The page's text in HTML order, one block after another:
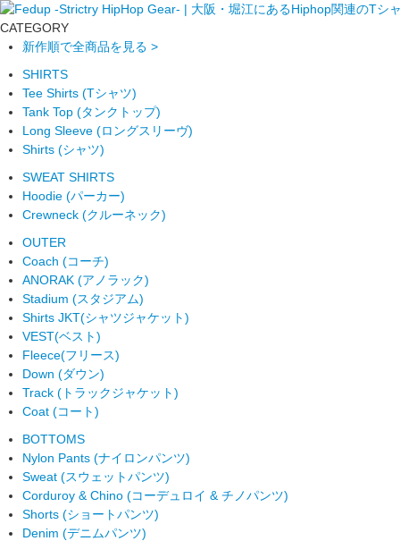
CATEGORY
新作順で全商品を見る >
SHIRTS
Tee Shirts (Tシャツ)
Tank Top (タンクトップ)
Long Sleeve (ロングスリーヴ)
Shirts (シャツ)
SWEAT SHIRTS
Hoodie (パーカー)
Crewneck (クルーネック)
OUTER
Coach (コーチ)
ANORAK (アノラック)
Stadium (スタジアム)
Shirts JKT(シャツジャケット)
VEST(ベスト)
Fleece(フリース)
Down (ダウン)
Track (トラックジャケット)
Coat (コート)
BOTTOMS
Nylon Pants (ナイロンパンツ)
Sweat (スウェットパンツ)
Corduroy & Chino (コーデュロイ & チノパンツ)
Shorts (ショートパンツ)
Denim (デニムパンツ)